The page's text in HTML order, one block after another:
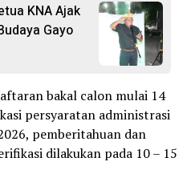
KNA Ajak
Gayo
bakal calon mulai 14
persyaratan administrasi
pemberitahuan dan
dilakukan pada 10 – 15